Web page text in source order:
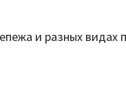
и разных видах